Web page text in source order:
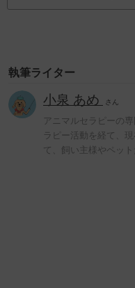
執筆ライター
小泉 あめ さん
アニマルセラピーの
ラピー活動を経て、
て、飼い主様やペッ